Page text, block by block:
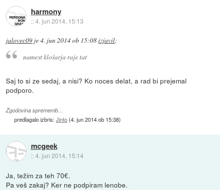
harmony
::4. jun 2014, 15:13
jalovec09 je4. jun 2014 ob 15:08izjavil:
namest klošarja raje tat
Saj to si ze sedaj, a nisi? Ko noces delat, a rad bi prejemal
podporo.
Zgodovina sprememb…
predlagalo izbris:Jinto(4. jun 2014 ob 15:38)
mcgeek
::4. jun 2014, 15:14
Ja, težim za teh 70€.
Pa veš zakaj? Ker ne podpiram lenobe.